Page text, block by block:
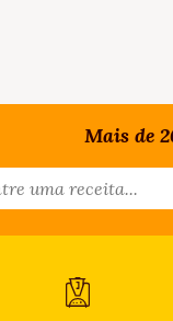
Mais de